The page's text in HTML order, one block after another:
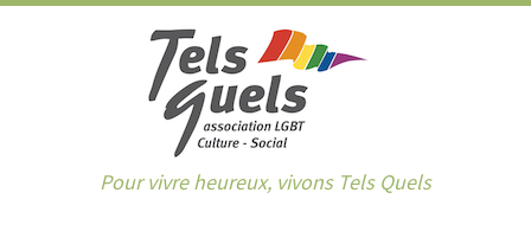
Pour vivre heureux, vivons Tels Quels